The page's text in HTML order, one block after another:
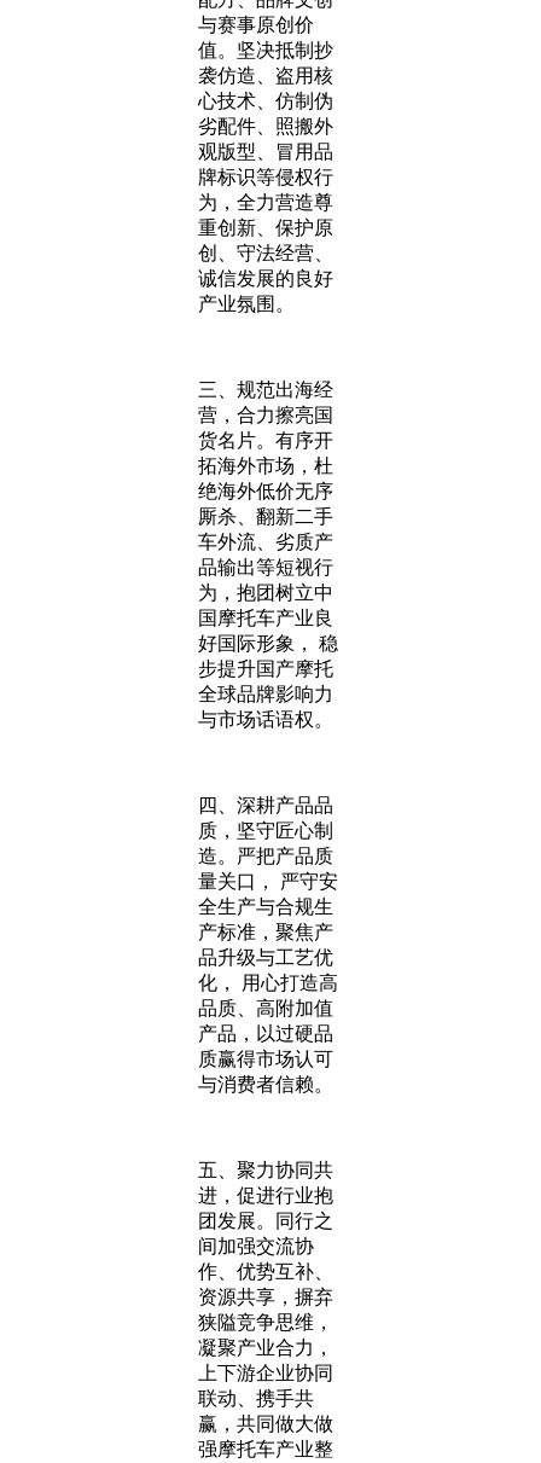
与赛事原创价
值。坚决抵制抄
袭仿造、盗用核
心技术、仿制伪
劣配件、照搬外
观版型、冒用品
牌标识等侵权行
为，全力营造尊
重创新、保护原
创、守法经营、
诚信发展的良好
产业氛围。
三、规范出海经
营，合力擦亮国
货名片。有序开
拓海外市场，杜
绝海外低价无序
厮杀、翻新二手
车外流、劣质产
品输出等短视行
为，抱团树立中
国摩托车产业良
好国际形象， 稳
步提升国产摩托
全球品牌影响力
与市场话语权。
四、深耕产品品
质，坚守匠心制
造。严把产品质
量关口， 严守安
全生产与合规生
产标准，聚焦产
品升级与工艺优
化， 用心打造高
品质、高附加值
产品，以过硬品
质赢得市场认可
与消费者信赖。
五、聚力协同共
进，促进行业抱
团发展。同行之
间加强交流协
作、优势互补、
资源共享，摒弃
狭隘竞争思维，
凝聚产业合力，
上下游企业协同
联动、携手共
赢，共同做大做
强摩托车产业整